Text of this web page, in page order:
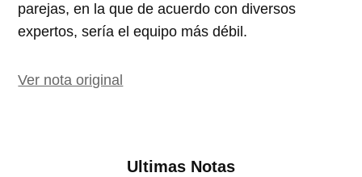
parejas, en la que de acuerdo con diversos
expertos, sería el equipo más débil.
Ver nota original
Ultimas Notas